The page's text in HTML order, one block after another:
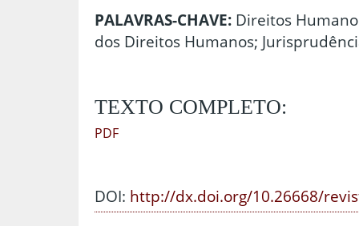
PALAVRAS-CHAVE: Direitos
dos Direitos Humanos;
TEXTO COMPLETO:
PDF
DOI: http://dx.doi.org/10.26668/